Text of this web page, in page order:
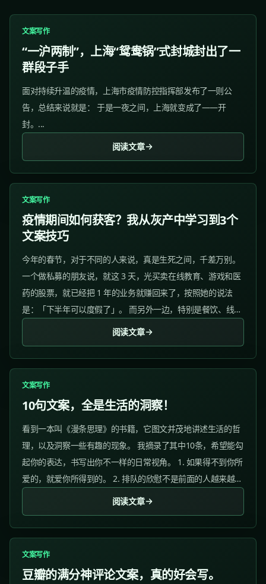
文案写作
“一沪两制”，上海“鸳鸯锅”式封城封出了一
群段子手
面对持续升温的疫情，上海市疫情防控指挥部发布了一则公
告，总结来说就是： 于是一夜之间，上海就变成了——开
封。...
阅读文章
文案写作
疫情期间如何获客？我从灰产中学习到3个
文案技巧
今年的春节，对于不同的人来说，真是生死之间，千差万别。
一个做私募的朋友说，就这 3 天，光买卖在线教育、游戏和医
药的股票，就已经把 1 年的业务就赚回来了，按照她的说法
是：「下半年可以度假了」。 而另外一边，特别是餐饮、线下
培训等线下企业，原本依靠线下获客，一瞬间要转变思维，依
靠线上来获取客户。...
阅读文章
文案写作
10句文案，全是生活的洞察！
看到一本叫《漫条思理》的书籍，它图文并茂地讲述生活的哲
理，以及洞察一些有趣的现象。 我摘录了其中10条，希望能勾
起你的表达，书写出你不一样的日常视角。 1. 如果得不到你所
爱的，就爱你所得到的。 2. 排队的欣慰不是前面的人越来越
少，而是后面的人越来越多。 3. 做与不做的最大区别是：后者
拥有对前者的评论权。 4....
阅读文章
文案写作
豆瓣的满分神评论文案，真的好会写。